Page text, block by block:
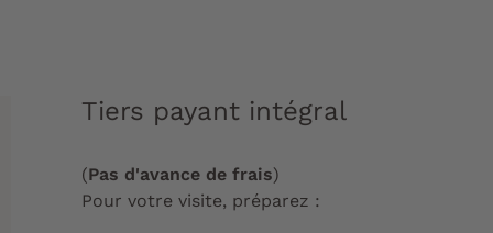
Tiers payant intégral
(Pas d'avance de frais)
Pour votre visite, préparez :